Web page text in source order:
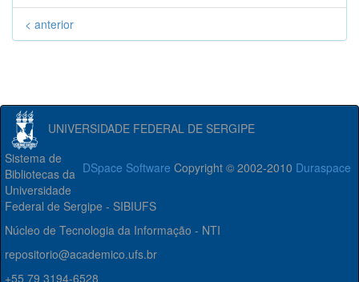
< anterior
UNIVERSIDADE FEDERAL DE SERGIPE
DSpace Software Copyright © 2002-2010 Duraspace
Sistema de
Bibliotecas da
Universidade
Federal de Sergipe - SIBIUFS
Núcleo de Tecnologia da Informação - NTI
repositorio@academico.ufs.br
+55 79 3194-6528